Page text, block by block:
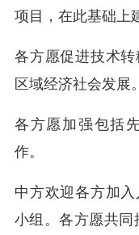
项目，在此基础上
各方愿促进技术
区域经济社会发展。
各方愿加强包括
作。
中方欢迎各方加
小组。各方愿共同